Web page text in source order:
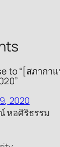
to “[สภากา
2020
หอศิริธรรม